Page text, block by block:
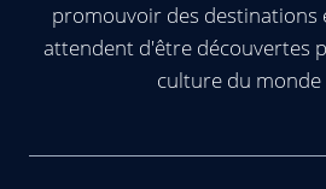
promouvoir des destinations
attendent d'être découvertes
culture du monde